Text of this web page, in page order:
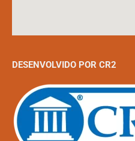
DESENVOLVIDO POR CR2